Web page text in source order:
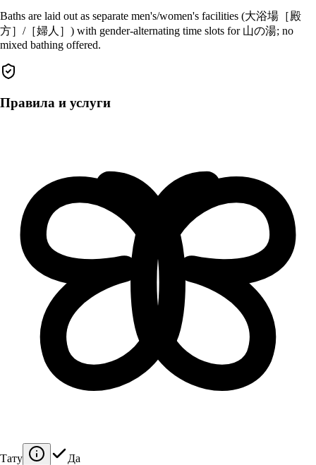
Baths are laid out as separate men's/women's facilities (大浴場［殿
方］/［婦人］) with gender-alternating time slots for 山の湯; no
mixed bathing offered.
Правила и услуги
Тату Да